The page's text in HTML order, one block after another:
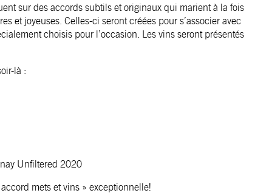
sur des accords subtils et originaux qui marient à la fois
et joyeuses. Celles-ci seront créées pour s’associer avec
choisis pour l’occasion. Les vins seront présentés
là :
Unfiltered 2020
mets et vins » exceptionnelle!